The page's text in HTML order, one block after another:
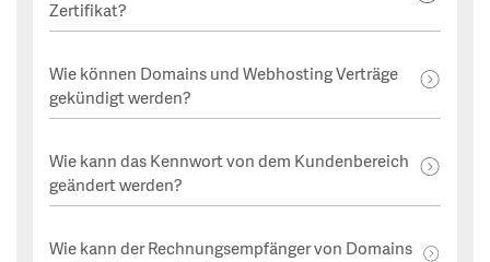
Zertifikat?
Wie können Domains und Webhosting Verträge
gekündigt werden?
Wie kann das Kennwort von dem Kundenbereich
geändert werden?
Wie kann der Rechnungsempfänger von Domains